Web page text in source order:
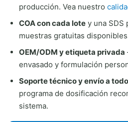
producción. Vea nuestro
COA con cada lote y una SDS
muestras gratuitas
OEM/ODM y etiqueta privada
envasado y formulación
Soporte técnico y envío a
programa de dosificación
sistema.